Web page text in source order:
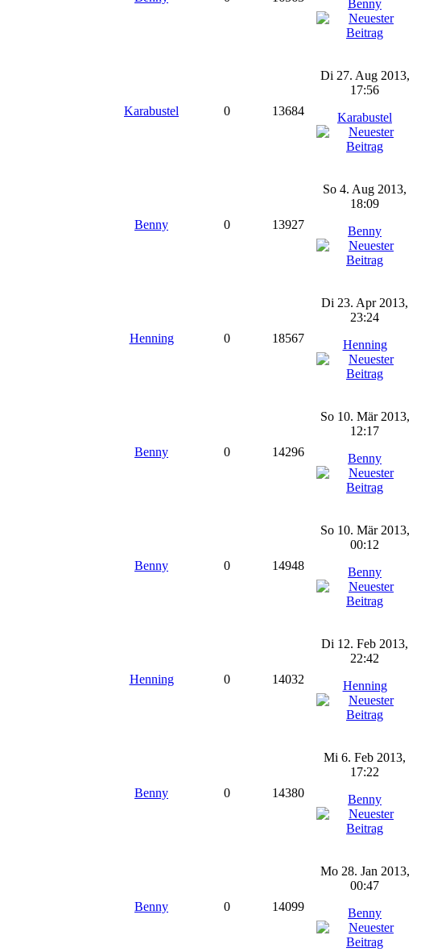
Benny
Karabustel 0 13684
Di 27. Aug 2013,
17:56
Karabustel
Benny 0 13927
So 4. Aug 2013,
18:09
Benny
Henning 0 18567
Di 23. Apr 2013,
23:24
Henning
Benny 0 14296
So 10. Mär 2013,
12:17
Benny
Benny 0 14948
So 10. Mär 2013,
00:12
Benny
Henning 0 14032
Di 12. Feb 2013,
22:42
Henning
Benny 0 14380
Mi 6. Feb 2013,
17:22
Benny
Benny 0 14099
Mo 28. Jan 2013,
00:47
Benny